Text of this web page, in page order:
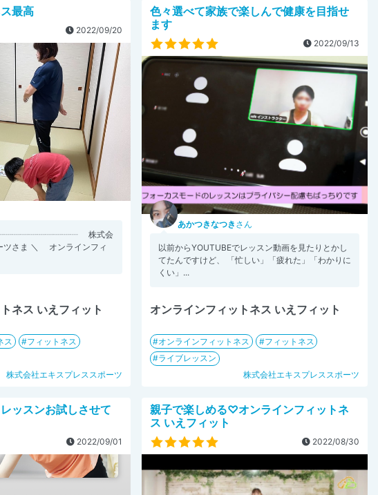
最高
2022/09/20
株式会
ツさま ＼ オンラインフィ
ネス いえフィット
ス
フィットネス
株式会社エキスプレススポーツ
色々選べて家族で楽しんで健康を目指せ
ます
2022/09/13
あかつきなつき さん
以前からYOUTUBEでレッスン動画を見たりとかし
てたんですけど、 「忙しい」「疲れた」「わかりに
くい」...
オンラインフィットネス いえフィット
オンラインフィットネス
フィットネス
ライブレッスン
株式会社エキスプレススポーツ
ッスンお試しさせて
2022/09/01
親子で楽しめる♡オンラインフィットネ
ス いえフィット
2022/08/30